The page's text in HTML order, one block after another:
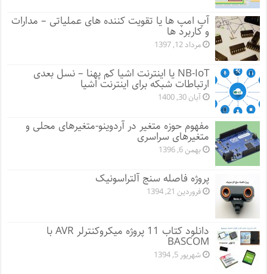
آپ امپ ها یا تقویت کننده های عملیاتی – مدارات
و کاربرد ها
مرداد 12, 1397
NB-IoT یا اینترنت اشیا کم پهنا – نسل بعدی
ارتباطات شبکه برای اینترنت اشیا
آبان 30, 1400
مفهوم حوزه متغیر در آردوینو-متغیرهای محلی و
متغیرهای سراسری
بهمن 6, 1396
پروژه فاصله سنج آلتراسونیک
فروردین 21, 1394
دانلود کتاب 11 پروژه میکروکنترلر AVR با
BASCOM
شهریور 5, 1394